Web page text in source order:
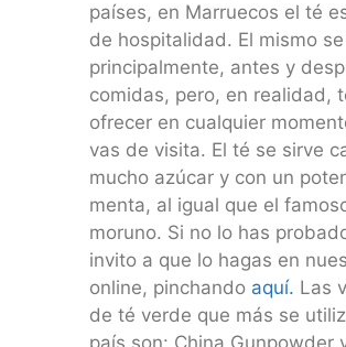
países, en Marruecos el té
de hospitalidad. El mismo
principalmente, antes y
comidas, pero, en realidad,
ofrecer en cualquier
vas de visita. El té se sirve
mucho azúcar y con un
menta, al igual que el
moruno. Si no lo has
invito a que lo hagas en
online, pinchando aquí. Las
de té verde que más se